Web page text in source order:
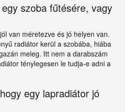
szoba fűtésére, vagy
van méretezve és jó helyen van.
radiátor kerül a szobába, hiába
meleg. Itt nem a darabszám
ténylegesen le tudja-e adni a
egy lapradiátor jó